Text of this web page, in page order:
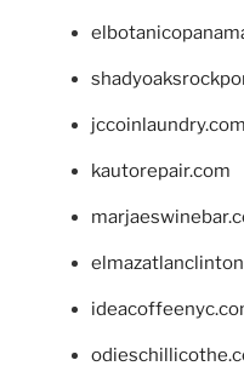
jccoinlaundry.com
kautorepair.com